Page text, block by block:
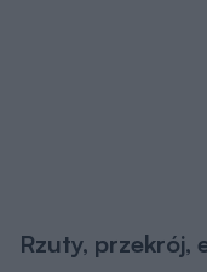
Rzuty, przekrój,